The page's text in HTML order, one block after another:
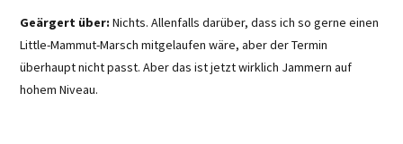
Geärgert über: Nichts. Allenfalls darüber, dass ich so gerne einen
Little-Mammut-Marsch mitgelaufen wäre, aber der Termin
überhaupt nicht passt. Aber das ist jetzt wirklich Jammern auf
hohem Niveau.